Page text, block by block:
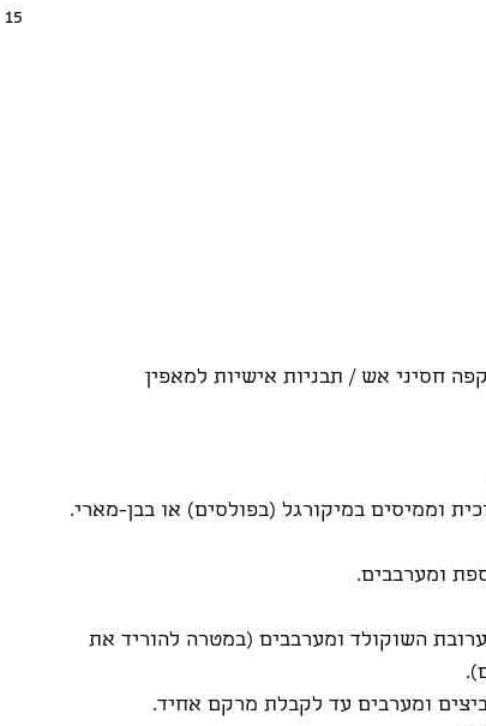
15
וממיסים במיקורגל (בפולסים) או בבן-מארי.
ומערבבים.
השוקולד ומערבבים (במטרה להוריד את
ומערבים עד לקבלת מרקם אחיד.